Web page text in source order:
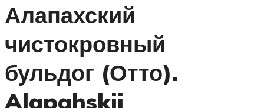
Алапахский
чистокровный
бульдог (Отто).
Alapahskii